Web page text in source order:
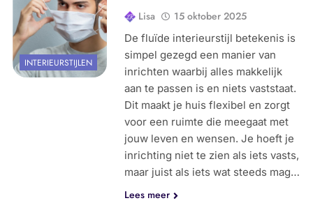
INTERIEURSTIJLEN
Lisa 15 oktober 2025
De fluïde interieurstijl betekenis is
simpel gezegd een manier van
inrichten waarbij alles makkelijk
aan te passen is en niets vaststaat.
Dit maakt je huis flexibel en zorgt
voor een ruimte die meegaat met
jouw leven en wensen. Je hoeft je
inrichting niet te zien als iets vasts,
maar juist als iets wat steeds mag…
Lees meer